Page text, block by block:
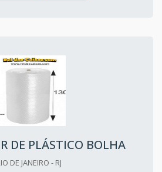
DE PLÁSTICO BOLHA
DE JANEIRO - RJ